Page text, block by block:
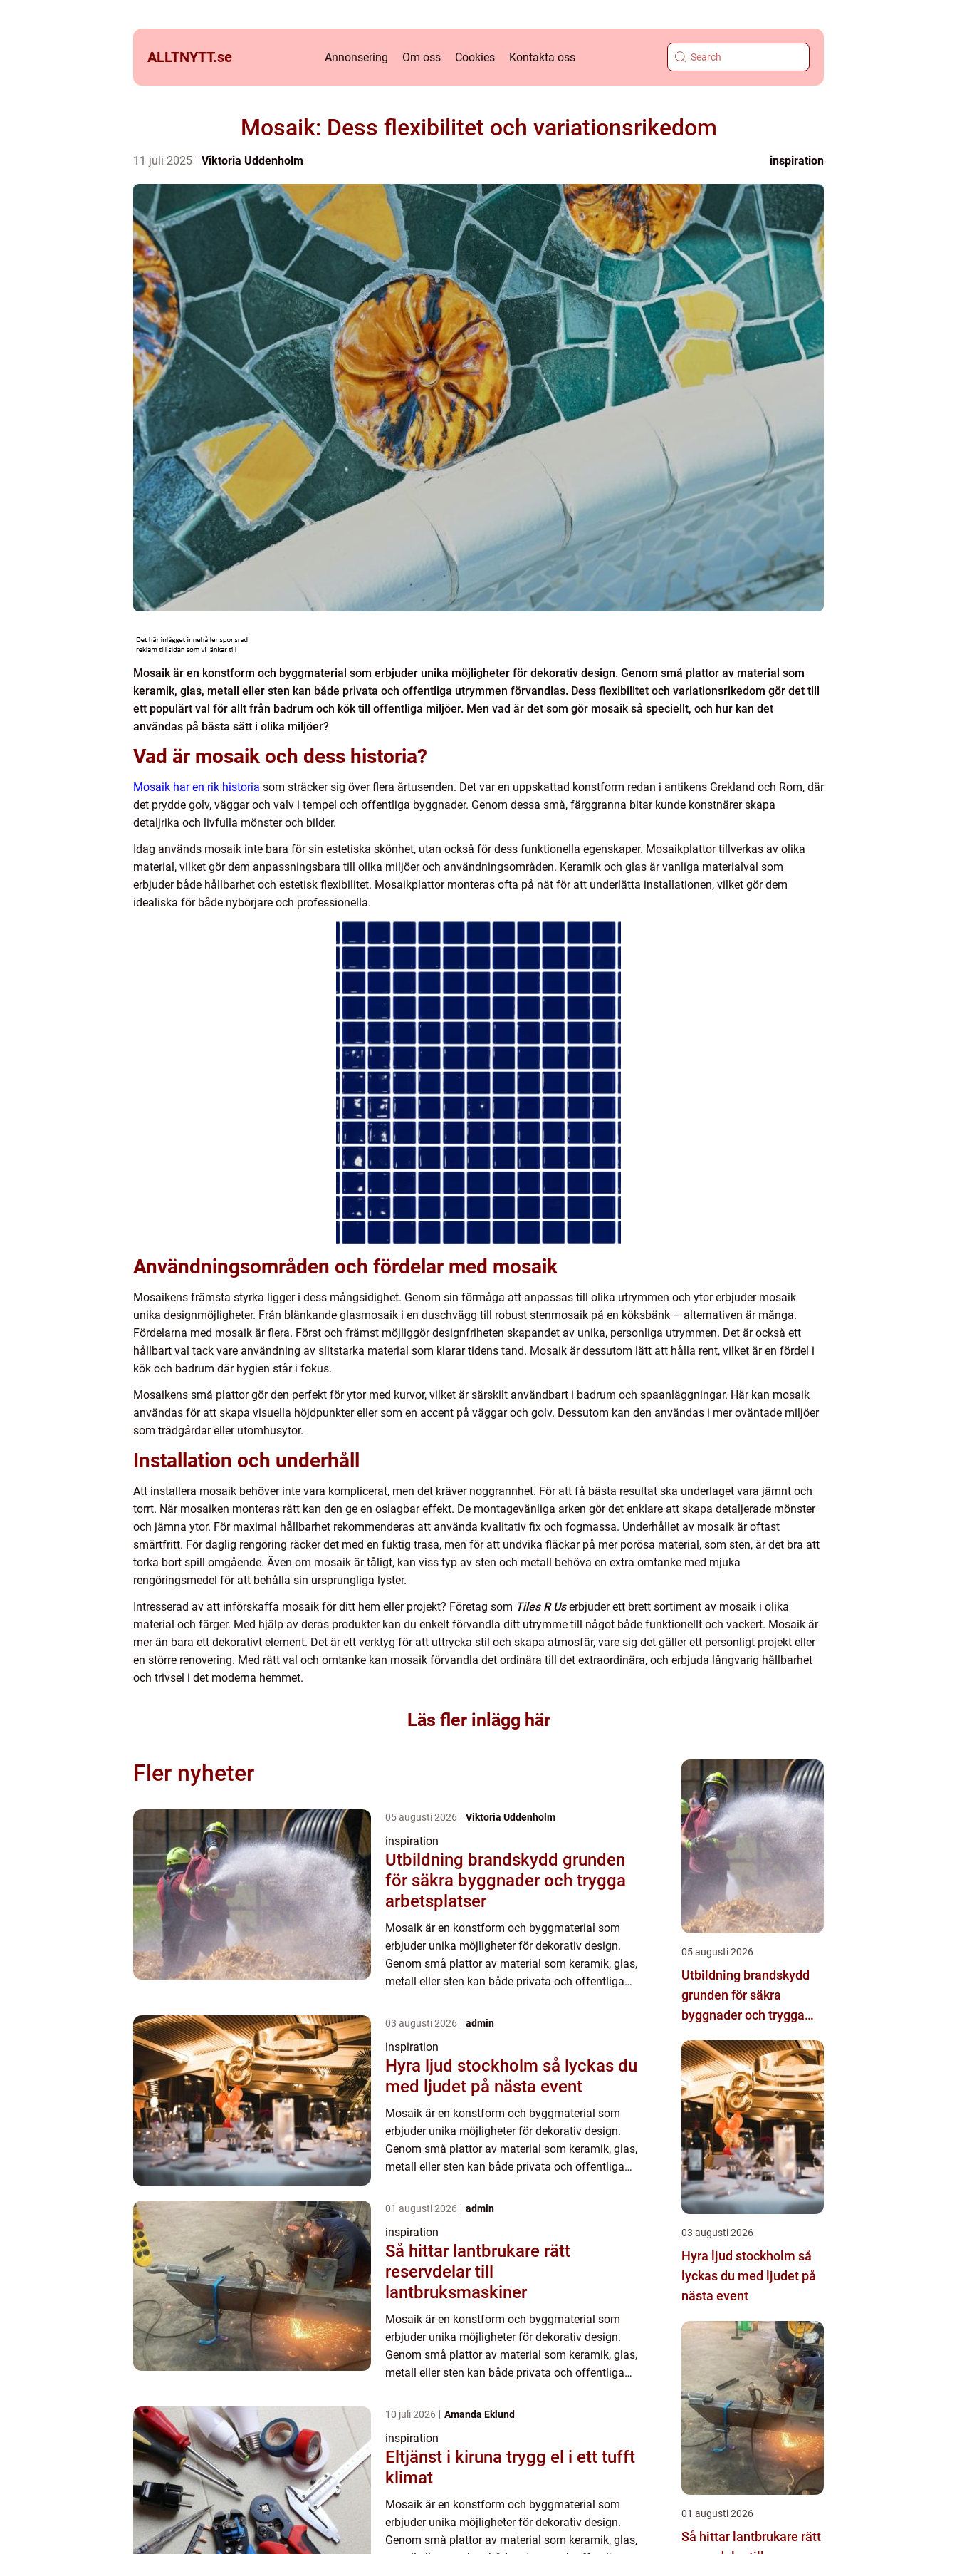
ALLTNYTT.se Annonsering Om oss Cookies Kontakta oss
Mosaik: Dess flexibilitet och variationsrikedom
11 juli 2025 Viktoria Uddenholm inspiration
Mosaik är en konstform och byggmaterial som erbjuder unika möjligheter för dekorativ design. Genom små plattor av material som
keramik, glas, metall eller sten kan både privata och offentliga utrymmen förvandlas. Dess flexibilitet och variationsrikedom gör det till
ett populärt val för allt från badrum och kök till offentliga miljöer. Men vad är det som gör mosaik så speciellt, och hur kan det
användas på bästa sätt i olika miljöer?
Vad är mosaik och dess historia?
Mosaik har en rik historia som sträcker sig över flera årtusenden. Det var en uppskattad konstform redan i antikens Grekland och Rom, där
det prydde golv, väggar och valv i tempel och offentliga byggnader. Genom dessa små, färggranna bitar kunde konstnärer skapa
detaljrika och livfulla mönster och bilder.
Idag används mosaik inte bara för sin estetiska skönhet, utan också för dess funktionella egenskaper. Mosaikplattor tillverkas av olika
material, vilket gör dem anpassningsbara till olika miljöer och användningsområden. Keramik och glas är vanliga materialval som
erbjuder både hållbarhet och estetisk flexibilitet. Mosaikplattor monteras ofta på nät för att underlätta installationen, vilket gör dem
idealiska för både nybörjare och professionella.
Användningsområden och fördelar med mosaik
Mosaikens främsta styrka ligger i dess mångsidighet. Genom sin förmåga att anpassas till olika utrymmen och ytor erbjuder mosaik
unika designmöjligheter. Från blänkande glasmosaik i en duschvägg till robust stenmosaik på en köksbänk – alternativen är många.
Fördelarna med mosaik är flera. Först och främst möjliggör designfriheten skapandet av unika, personliga utrymmen. Det är också ett
hållbart val tack vare användning av slitstarka material som klarar tidens tand. Mosaik är dessutom lätt att hålla rent, vilket är en fördel i
kök och badrum där hygien står i fokus.
Mosaikens små plattor gör den perfekt för ytor med kurvor, vilket är särskilt användbart i badrum och spaanläggningar. Här kan mosaik
användas för att skapa visuella höjdpunkter eller som en accent på väggar och golv. Dessutom kan den användas i mer oväntade miljöer
som trädgårdar eller utomhusytor.
Installation och underhåll
Att installera mosaik behöver inte vara komplicerat, men det kräver noggrannhet. För att få bästa resultat ska underlaget vara jämnt och
torrt. När mosaiken monteras rätt kan den ge en oslagbar effekt. De montagevänliga arken gör det enklare att skapa detaljerade mönster
och jämna ytor. För maximal hållbarhet rekommenderas att använda kvalitativ fix och fogmassa. Underhållet av mosaik är oftast
smärtfritt. För daglig rengöring räcker det med en fuktig trasa, men för att undvika fläckar på mer porösa material, som sten, är det bra att
torka bort spill omgående. Även om mosaik är tåligt, kan viss typ av sten och metall behöva en extra omtanke med mjuka
rengöringsmedel för att behålla sin ursprungliga lyster.
Intresserad av att införskaffa mosaik för ditt hem eller projekt? Företag som Tiles R Us erbjuder ett brett sortiment av mosaik i olika
material och färger. Med hjälp av deras produkter kan du enkelt förvandla ditt utrymme till något både funktionellt och vackert. Mosaik är
mer än bara ett dekorativt element. Det är ett verktyg för att uttrycka stil och skapa atmosfär, vare sig det gäller ett personligt projekt eller
en större renovering. Med rätt val och omtanke kan mosaik förvandla det ordinära till det extraordinära, och erbjuda långvarig hållbarhet
och trivsel i det moderna hemmet.
Läs fler inlägg här
Fler nyheter
05 augusti 2026 Viktoria Uddenholm
inspiration
Utbildning brandskydd grunden
för säkra byggnader och trygga
arbetsplatser
Mosaik är en konstform och byggmaterial som
erbjuder unika möjligheter för dekorativ design.
Genom små plattor av material som keramik, glas,
metall eller sten kan både privata och offentliga
03 augusti 2026 admin
inspiration
Hyra ljud stockholm så lyckas du
med ljudet på nästa event
Mosaik är en konstform och byggmaterial som
erbjuder unika möjligheter för dekorativ design.
Genom små plattor av material som keramik, glas,
metall eller sten kan både privata och offentliga
01 augusti 2026 admin
inspiration
Så hittar lantbrukare rätt
reservdelar till
lantbruksmaskiner
Mosaik är en konstform och byggmaterial som
erbjuder unika möjligheter för dekorativ design.
Genom små plattor av material som keramik, glas,
metall eller sten kan både privata och offentliga
10 juli 2026 Amanda Eklund
inspiration
Eltjänst i kiruna trygg el i ett tufft
klimat
Mosaik är en konstform och byggmaterial som
erbjuder unika möjligheter för dekorativ design.
Genom små plattor av material som keramik, glas,
05 augusti 2026
Utbildning brandskydd
grunden för säkra
byggnader och trygga
03 augusti 2026
Hyra ljud stockholm så
lyckas du med ljudet på
nästa event
01 augusti 2026
Så hittar lantbrukare rätt